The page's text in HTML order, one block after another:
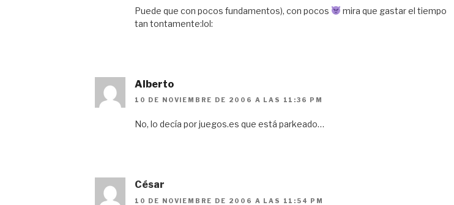
Puede que con pocos fundamentos), con pocos
mira que gastar el tiempo
tan tontamente:lol:
Alberto
10 DE NOVIEMBRE DE 2006 A LAS 11:36 PM
No, lo decía por juegos.es que está parkeado…
César
10 DE NOVIEMBRE DE 2006 A LAS 11:54 PM